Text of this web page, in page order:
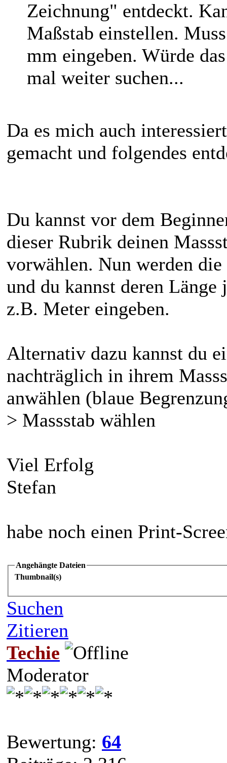
Zeichnung" entdeckt.
Maßstab einstellen.
mm eingeben. Würde
mal weiter suchen...
Da es mich auch
gemacht und folgendes
Du kannst vor dem
dieser Rubrik deinen
vorwählen. Nun werden
und du kannst deren
z.B. Meter eingeben.
Alternativ dazu kannst du
nachträglich in ihrem
anwählen (blaue
> Massstab wählen
Viel Erfolg
Stefan
habe noch einen Print-
Angehängte Dateien
Thumbnail(s)
Suchen
Zitieren
Techie
Moderator
Bewertung: 64